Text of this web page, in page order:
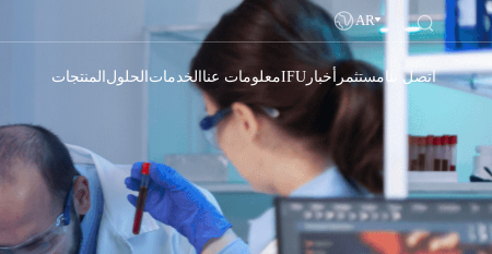
AR
المنتجاتالحلولالخدماتمعلومات عناIFUأخبار مستثمراتصل بنا